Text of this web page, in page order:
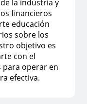
la industria y
financieros
educación
sobre los
objetivo es
con el
para operar en
efectiva.